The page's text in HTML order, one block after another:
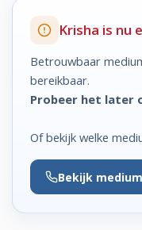
Krisha is nu
Betrouwbaar
bereikbaar.
Probeer het later
Of bekijk welke
Bekijk